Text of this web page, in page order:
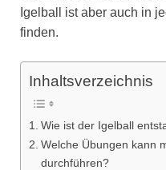
Igelball ist aber auch in
finden.
Inhaltsverzeichnis
Wie ist der Igelball
Welche Übungen kann
durchführen?